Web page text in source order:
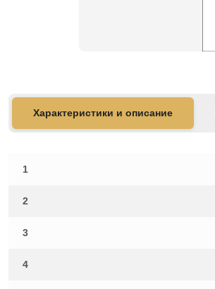
Характеристики и описание
1
2
3
4